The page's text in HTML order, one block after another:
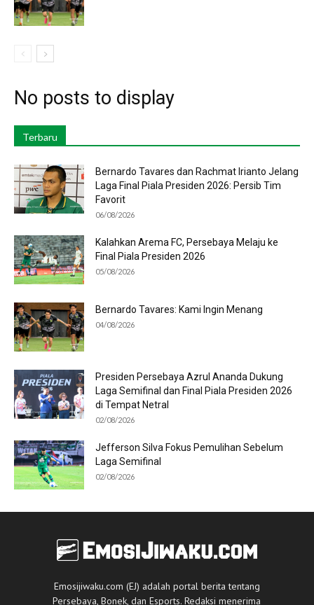
No posts to display
Terbaru
Bernardo Tavares dan Rachmat Irianto Jelang
Laga Final Piala Presiden 2026: Persib Tim
Favorit
06/08/2026
Kalahkan Arema FC, Persebaya Melaju ke
Final Piala Presiden 2026
05/08/2026
Bernardo Tavares: Kami Ingin Menang
04/08/2026
Presiden Persebaya Azrul Ananda Dukung
Laga Semifinal dan Final Piala Presiden 2026
di Tempat Netral
02/08/2026
Jefferson Silva Fokus Pemulihan Sebelum
Laga Semifinal
02/08/2026
Emosijiwaku.com (EJ) adalah portal berita tentang
Persebaya, Bonek, dan Esports. Redaksi menerima